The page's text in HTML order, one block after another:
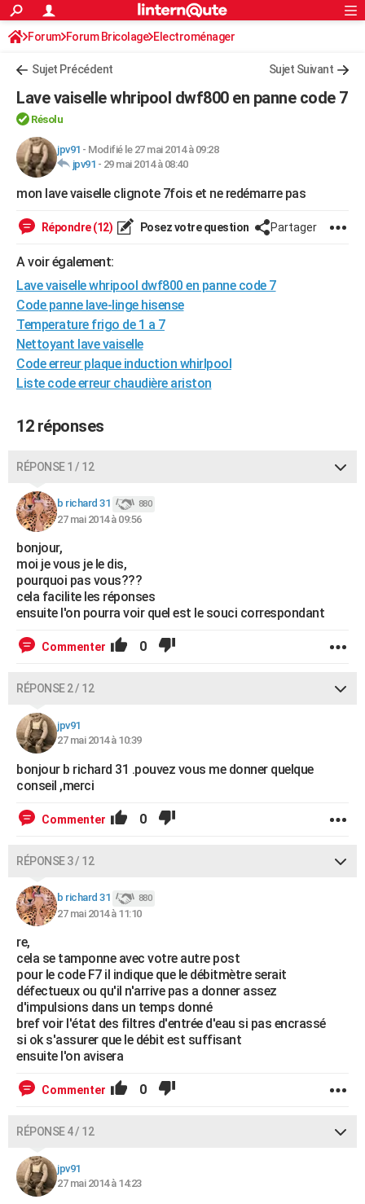
ACTUALITÉS
Politique
Société
Faits Divers
Education
Monde
Villes
+
Programme TV
TNTStreaming
Cinéma
Sorties cinéma
Musique
+FINANCE
Retraite
Impôts
Epargne
Immobilier
Risques naturels par ville
Banque
Assurance
Crédit
AUTO
Essais
Réserver un essai
Citadines
Berlines
SUV
Forum auto
BRICOLAGE
Guides de France
Escapades
Patrimoine
Expositions
Musées
Week-end nature
+LIFESTYLE
Art de vivre
Bien-être
Loisirs
Mode
Modes de vie
SANTE
Alimentation
Guide de la santé
Maladies
Médicaments
Sommeil
VOYAGE
Destinations
City break
Voyage nature
Voyage de noces
Forum
Climat
+PHOTO
GUIDES D'ACHAT
Carte de Noël
Carte Bonne année
Carte Saint-Valentin
Carte Pâques
Carte d'anniversaire
DICTIONNAIRE
Dictionnaire
Biographies
Citations
Expressions
Proverbes
PROGRAMME TV
COPAINS D'AVANT
S'inscrire
Se connecter
Lycées
Collèges
Primaires
Universités
Entreprises
Service militaire
Avis de recherche
AVIS DE DÉCÈS
FORUM
S'inscrire
Connexion
Forum Forum Bricolage Electroménager
Sujet Précédent Sujet Suivant
Lave vaiselle whripool dwf800 en panne code 7
Résolu
jpv91 - Modifié le 27 mai 2014 à 09:28
jpv91 - 29 mai 2014 à 08:40
mon lave vaiselle clignote 7fois et ne redémarre pas
Répondre (12) Posez votre question Partager
A voir également:
Lave vaiselle whripool dwf800 en panne code 7
Code panne lave-linge hisense
Temperature frigo de 1 a 7
Nettoyant lave vaiselle
Code erreur plaque induction whirlpool
Liste code erreur chaudière ariston
12 réponses
RÉPONSE 1 / 12
b richard 31 880
27 mai 2014 à 09:56
bonjour,
moi je vous je le dis,
pourquoi pas vous???
cela facilite les réponses
ensuite l'on pourra voir quel est le souci correspondant
Commenter 0
RÉPONSE 2 / 12
jpv91
27 mai 2014 à 10:39
bonjour b richard 31 .pouvez vous me donner quelque
conseil ,merci
Commenter 0
RÉPONSE 3 / 12
b richard 31 880
27 mai 2014 à 11:10
re,
cela se tamponne avec votre autre post
pour le code F7 il indique que le débitmètre serait
défectueux ou qu'il n'arrive pas a donner assez
d'impulsions dans un temps donné
bref voir l'état des filtres d'entrée d'eau si pas encrassé
si ok s'assurer que le débit est suffisant
ensuite l'on avisera
Commenter 0
RÉPONSE 4 / 12
jpv91
27 mai 2014 à 14:23